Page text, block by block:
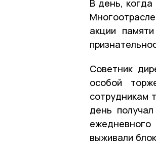
В день,
акции
Советник
особой
сотрудникам
день
выживали